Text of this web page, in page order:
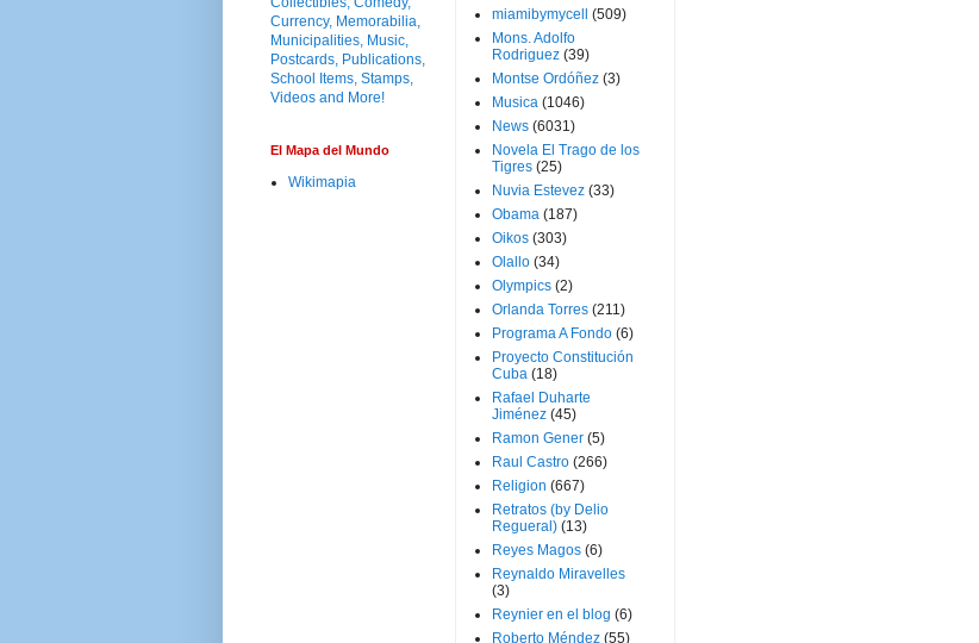
El Mapa del Mundo
Wikimapia
miamibymycell
(509)
Mons. Adolfo
Rodriguez (39)
Montse Ordóñez (3)
Musica (1046)
News (6031)
Novela El Trago de los
Tigres (25)
Nuvia Estevez (33)
Obama (187)
Oikos (303)
Olallo (34)
Olympics (2)
Orlanda Torres (211)
Programa A Fondo (6)
Proyecto Constitución
Cuba (18)
Rafael Duharte
Jiménez (45)
Ramon Gener (5)
Raul Castro (266)
Religion (667)
Retratos (by Delio
Regueral) (13)
Reyes Magos (6)
Reynaldo Miravelles
(3)
Reynier en el blog (6)
Roberto Méndez (55)